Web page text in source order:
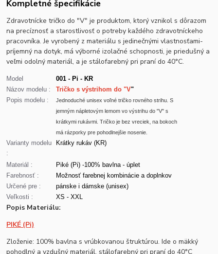
Kompletné špecifikácie
Zdravotnícke tričko do "V" je produktom, ktorý vznikol s dôrazom
na precíznosť a starostlivosť o potreby každého zdravotníckeho
pracovníka. Je vyrobený z materiálu s jedinečnými vlastnosťami-
príjemný na dotyk, má výborné izolačné schopnosti, je priedušný a
veľmi odolný materiál, a je stálofarebný pri praní do 40°C.
Model
001 - Pi - KR
Názov modelu :
Tričko s výstrihom do "V"
Popis modelu :
Jednoduché unisex voľné tričko rovného strihu. S
jemným nápletovým lemom vo výstrihu do "V" s
krátkymi rukávmi. Tričko je bez vreciek, na bokoch
má rázporky pre pohodlnejšie nosenie.
Varianty modelu
:
Krátky rukáv (KR)
Materiál :
Piké (Pi) -100% bavlna - úplet
Farebnosť :
Možnosť farebnej kombinácie a doplnkov
Určené pre :
pánske i dámske (unisex)
Veľkosti :
XS - XXL
Popis Materiálu:
PIKÉ (Pi)
Zloženie: 100% bavlna s vrúbkovanou štruktúrou. Ide o mäkký
pohodlný a vzdušný materiál, stálofarebný pri praní do 40°C